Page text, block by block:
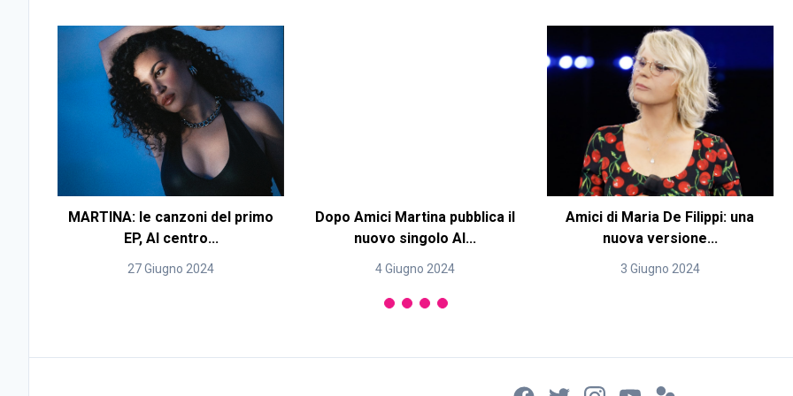
MARTINA: le canzoni del primo
EP, Al centro...
27 Giugno 2024
Dopo Amici Martina pubblica il
nuovo singolo Al...
4 Giugno 2024
Amici di Maria De Filippi: una
nuova versione...
3 Giugno 2024